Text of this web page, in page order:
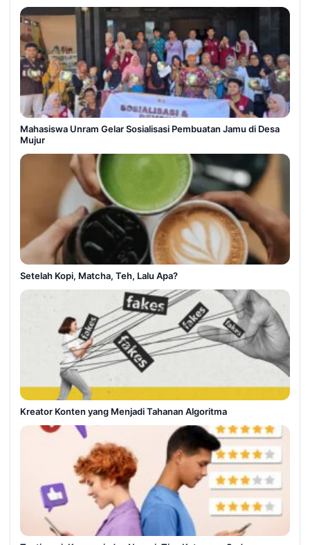
Mahasiswa Unram Gelar Sosialisasi Pembuatan Jamu di Desa
Mujur
Setelah Kopi, Matcha, Teh, Lalu Apa?
Kreator Konten yang Menjadi Tahanan Algoritma